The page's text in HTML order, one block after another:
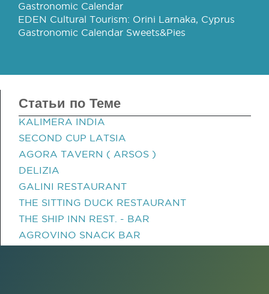
Gastronomic Calendar
EDEN Cultural Tourism: Orini Larnaka, Cyprus
Gastronomic Calendar Sweets&Pies
Статьи по Теме
KALIMERA INDIA
SECOND CUP LATSIA
AGORA TAVERN ( ARSOS )
DELIZIA
GALINI RESTAURANT
THE SITTING DUCK RESTAURANT
THE SHIP INN REST. - BAR
AGROVINO SNACK BAR